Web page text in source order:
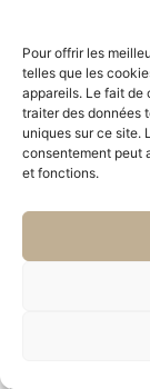
Pour offrir les
telles que les
appareils. Le fait de
traiter des données
uniques sur ce site.
consentement peut
et fonctions.